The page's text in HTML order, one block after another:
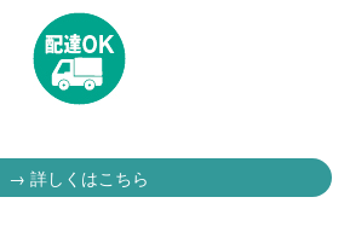
→ 詳しくはこちら